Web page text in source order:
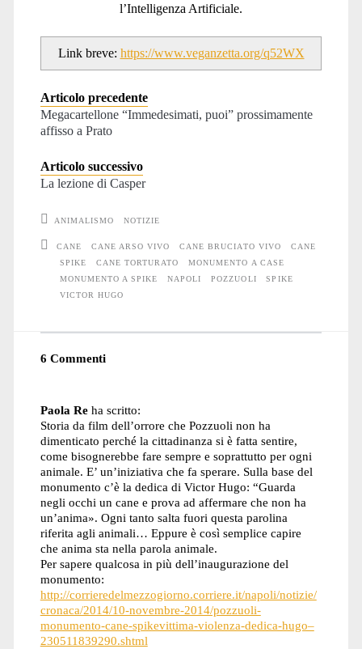
l’Intelligenza Artificiale.
Link breve: https://www.veganzetta.org/q52WX
Articolo precedente
Megacartellone “Immedesimati, puoi” prossimamente
affisso a Prato
Articolo successivo
La lezione di Casper
ANIMALISMO NOTIZIE
CANE CANE ARSO VIVO CANE BRUCIATO VIVO
CANE
SPIKE
CANE TORTURATO
MONUMENTO A CASE
MONUMENTO A SPIKE
NAPOLI POZZUOLI
SPIKE
VICTOR HUGO
6 Commenti
Paola Re ha scritto:
Storia da film dell’orrore che Pozzuoli non ha
dimenticato perché la cittadinanza si è fatta sentire,
come bisognerebbe fare sempre e soprattutto per ogni
animale. E’ un’iniziativa che fa sperare. Sulla base del
monumento c’è la dedica di Victor Hugo: “Guarda
negli occhi un cane e prova ad affermare che non ha
un’anima». Ogni tanto salta fuori questa parolina
riferita agli animali… Eppure è così semplice capire
che anima sta nella parola animale.
Per sapere qualcosa in più dell’inaugurazione del
monumento:
http://corrieredelmezzogiorno.corriere.it/napoli/notizie/
cronaca/2014/10-novembre-2014/pozzuoli-
monumento-cane-spikevittima-violenza-dedica-hugo–
230511839290.shtml